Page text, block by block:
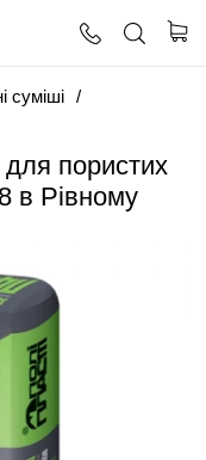
суміші
для пористих
в Рівному